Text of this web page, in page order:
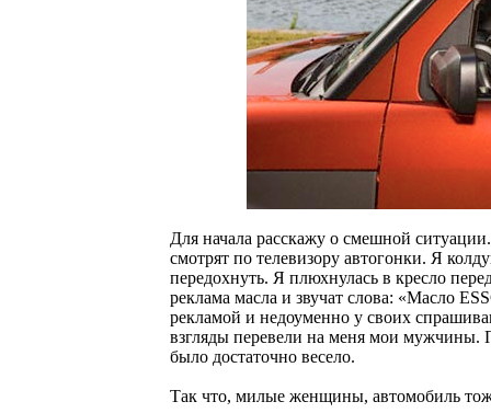
Для начала расскажу о смешной
смотрят по телевизору автогонки. Я
передохнуть. Я плюхнулась в кресло
реклама масла и звучат слова: «Масло
рекламой и недоуменно у своих
взгляды перевели на меня мои мужчины.
было достаточно весело.
Так что, милые женщины, автомобиль